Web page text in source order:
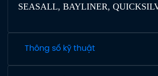
SEASALL, BAYLINER,
Thông số kỹ thuật